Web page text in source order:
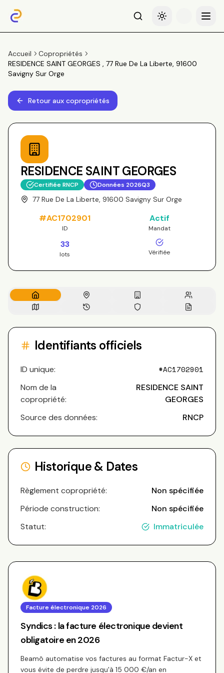
RechercheBasculer le thème
Menu
Accueil
Copropriétés
RESIDENCE SAINT GEORGES , 77 Rue De La Liberte, 91600
Savigny Sur Orge
Retour aux copropriétés
RESIDENCE SAINT GEORGES
Certifiée RNCP Données 2026Q3
77 Rue De La Liberte, 91600 Savigny Sur Orge
#AC1702901
ID
Actif
Mandat
33
lots Vérifiée
Identifiants officiels
ID unique: #AC1702901
Nom de la
copropriété:
RESIDENCE SAINT
GEORGES
Source des données:
RNCP
Historique & Dates
Règlement copropriété:
Non spécifiée
Période construction:
Non spécifiée
Statut:
Immatriculée
Facture électronique 2026
Syndics : la facture électronique devient
obligatoire en 2026
Beamô automatise vos factures au format Factur-X et
vous évite de perdre jusqu'à 15 000 €/an en